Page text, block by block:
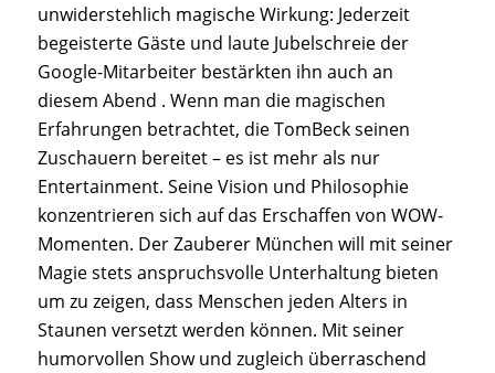
unwiderstehlich magische Wirkung: Jederzeit
begeisterte Gäste und laute Jubelschreie der
Google-Mitarbeiter bestärkten ihn auch an
diesem Abend . Wenn man die magischen
Erfahrungen betrachtet, die TomBeck seinen
Zuschauern bereitet – es ist mehr als nur
Entertainment. Seine Vision und Philosophie
konzentrieren sich auf das Erschaffen von WOW-
Momenten. Der Zauberer München will mit seiner
Magie stets anspruchsvolle Unterhaltung bieten
um zu zeigen, dass Menschen jeden Alters in
Staunen versetzt werden können. Mit seiner
humorvollen Show und zugleich überraschend